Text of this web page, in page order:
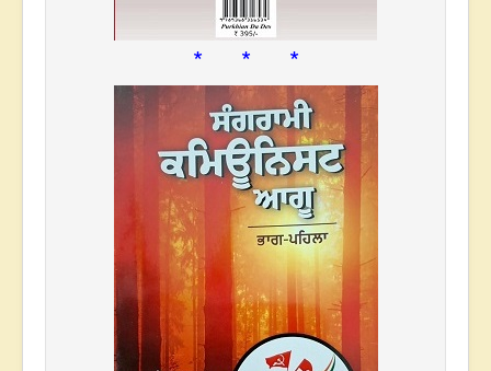
* * *